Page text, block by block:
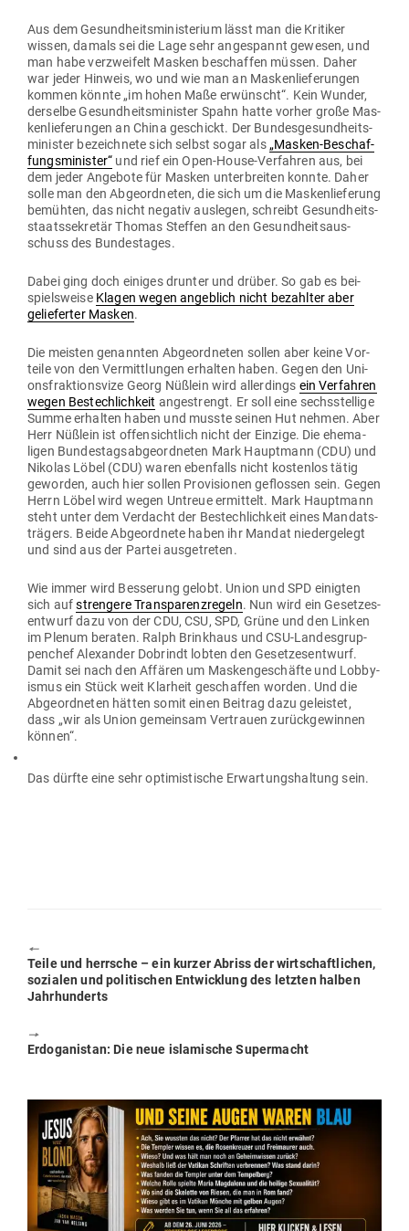
Aus dem Gesund­heits­mi­nis­terium lässt man die Kri­tiker
wissen, damals sei die Lage sehr ange­spannt gewesen, und
man habe ver­zweifelt Masken beschaffen müssen. Daher
war jeder Hinweis, wo und wie man an Mas­ken­lie­fe­rungen
kommen könnte „im hohen Maße erwünscht“. Kein Wunder,
der­selbe Gesund­heits­mi­nister Spahn hatte vorher große Mas­
ken­lie­fe­rungen an China geschickt. Der Bun­des­ge­sund­heits­
mi­nister bezeichnete sich selbst sogar als „Masken-Beschaf­
fungs­mi­nister“ und rief ein Open-House-Ver­fahren aus, bei
dem jeder Angebote für Masken unter­breiten konnte. Daher
solle man den Abge­ord­neten, die sich um die Mas­ken­lie­ferung
bemühten, das nicht negativ aus­legen, schreibt Gesund­heits­
staats­se­kretär Thomas Steffen an den Gesund­heits­aus­
schuss des Bundestages.
Dabei ging doch einiges drunter und drüber. So gab es bei­
spiels­weise Klagen wegen angeblich nicht bezahlter aber
gelie­ferter Masken.
Die meisten genannten Abge­ord­neten sollen aber keine Vor­
teile von den Ver­mitt­lungen erhalten haben. Gegen den Uni­
ons­frak­ti­onsvize Georg Nüßlein wird aller­dings ein Ver­fahren
wegen Bestech­lichkeit ange­strengt. Er soll eine sechs­stellige
Summe erhalten haben und musste seinen Hut nehmen. Aber
Herr Nüßlein ist offen­sichtlich nicht der Einzige. Die ehe­ma­
ligen Bun­des­tags­ab­ge­ord­neten Mark Hauptmann (CDU) und
Nikolas Löbel (CDU) waren eben­falls nicht kos­tenlos tätig
geworden, auch hier sollen Pro­vi­sionen geflossen sein. Gegen
Herrn Löbel wird wegen Untreue ermittelt. Mark Hauptmann
steht unter dem Ver­dacht der Bestech­lichkeit eines Man­dats­
trägers. Beide Abge­ordnete haben ihr Mandat nie­der­gelegt
und sind aus der Partei ausgetreten.
Wie immer wird Bes­serung gelobt. Union und SPD einigten
sich aufstrengere Trans­pa­renz­regeln. Nun wird ein Geset­zes­
entwurf dazu von der CDU, CSU, SPD, Grüne und den Linken
im Plenum beraten. Ralph Brinkhaus und CSU-Lan­des­grup­
penchef Alex­ander Dob­rindt lobten den Geset­zes­entwurf.
Damit sei nach den Affären um Mas­ken­ge­schäfte und Lob­by­
ismus ein Stück weit Klarheit geschaffen worden. Und die
Abge­ord­neten hätten somit einen Beitrag dazu geleistet,
dass „wir als Union gemeinsam Ver­trauen zurück­ge­winnen
können“.
Das dürfte eine sehr opti­mis­tische Erwar­tungs­haltung sein.
🠔
Previous
post:
Teile und herrsche – ein kurzer Abriss der wirt­schaft­lichen,
sozialen und poli­ti­schen Ent­wicklung des letzten halben
Jahrhunderts
🠖
Next
Erdo­ga­nistan: Die neue isla­mische Supermacht